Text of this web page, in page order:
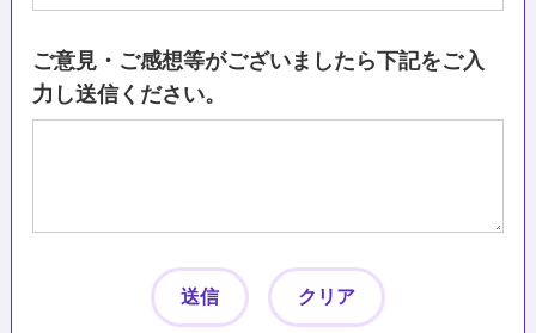
ご意見・ご感想等がございましたら下記をご入
力し送信ください。